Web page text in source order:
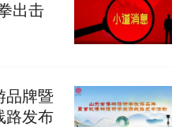
出击
品牌暨
路发布